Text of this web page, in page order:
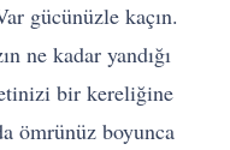
gücünüzle kaçın.
ne kadar yandığı
bir kereliğine
ömrünüz boyunca